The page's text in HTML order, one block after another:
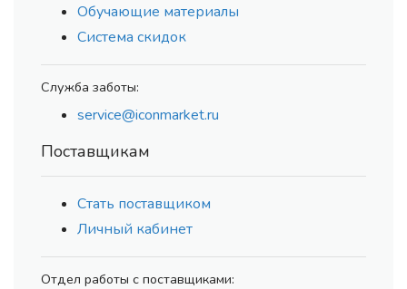
Обучающие материалы
Система скидок
Служба заботы:
service@iconmarket.ru
Поставщикам
Стать поставщиком
Личный кабинет
Отдел работы с поставщиками: